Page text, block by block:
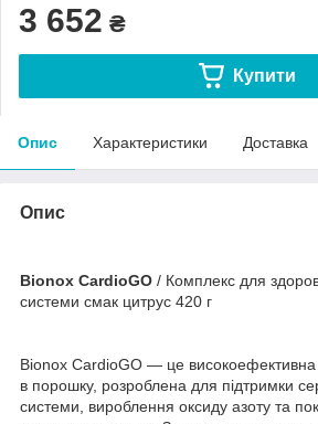
3 652 ₴
Купити
Опис Характеристики Доставка
Опис
Bionox CardioGO / Комплекс для
системи смак цитрус 420 г
Bionox CardioGO — це
в порошку, розроблена для підтримки
системи, вироблення оксиду азоту та